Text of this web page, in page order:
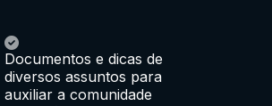
Documentos e dicas de
diversos assuntos para
auxiliar a comunidade